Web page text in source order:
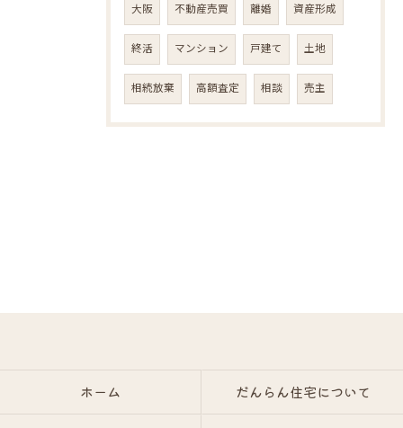
大阪 不動産売買 離婚 資産形成
終活 マンション 戸建て 土地
相続放棄 高額査定 相談 売主
ホーム だんらん住宅について